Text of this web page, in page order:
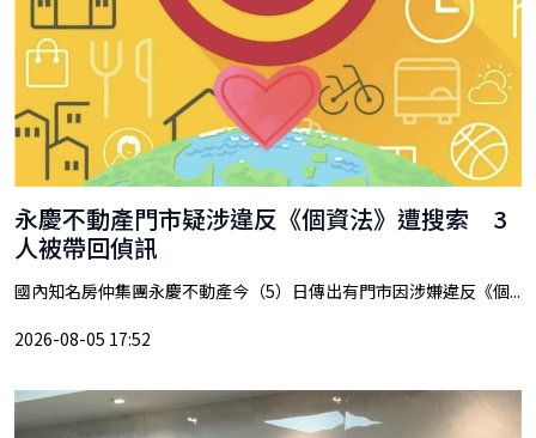
永慶不動產門市疑涉違反《個資法》遭搜索 3
人被帶回偵訊
國內知名房仲集團永慶不動產今（5）日傳出有門市因涉嫌違反《個...
2026-08-05 17:52